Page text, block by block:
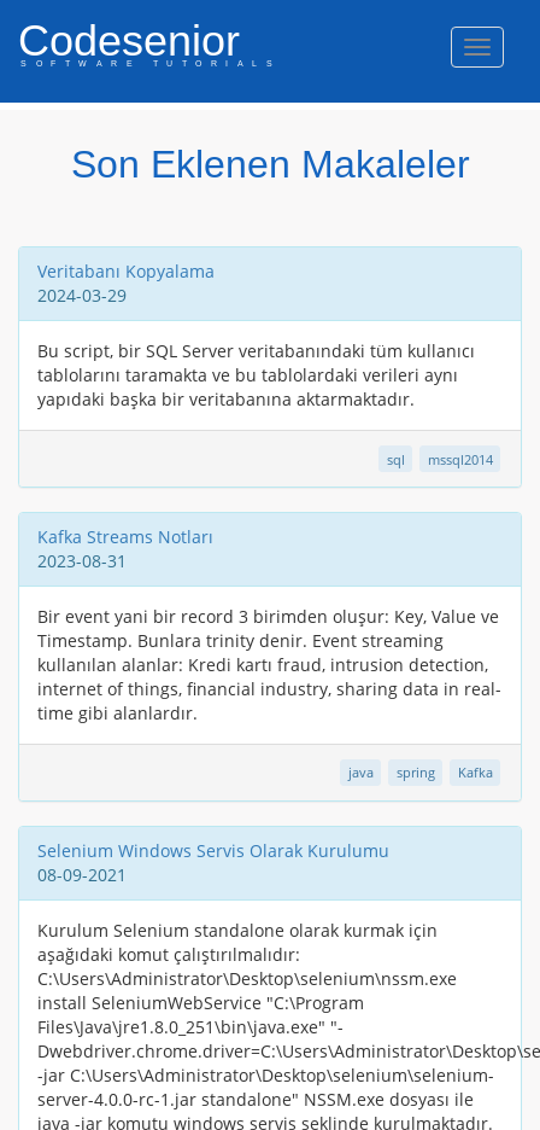
Codesenior
SOFTWARE TUTORIALS
Off/-
Off/-
Off/-
Off/-
50%
Off/-
50%
Off/-
Son Eklenen Makaleler
Veritabanı Kopyalama
2024-03-29
Bu script, bir SQL Server veritabanındaki tüm kullanıcı
tablolarını taramakta ve bu tablolardaki verileri aynı
yapıdaki başka bir veritabanına aktarmaktadır.
sql mssql2014
Kafka Streams Notları
2023-08-31
Bir event yani bir record 3 birimden oluşur: Key, Value ve
Timestamp. Bunlara trinity denir. Event streaming
kullanılan alanlar: Kredi kartı fraud, intrusion detection,
internet of things, financial industry, sharing data in real-
time gibi alanlardır.
java spring Kafka
Selenium Windows Servis Olarak Kurulumu
08-09-2021
Kurulum Selenium standalone olarak kurmak için
aşağıdaki komut çalıştırılmalıdır:
C:\Users\Administrator\Desktop\selenium\nssm.exe
install SeleniumWebService "C:\Program
Files\Java\jre1.8.0_251\bin\java.exe" "-
-jar C:\Users\Administrator\Desktop\selenium\selenium-
server-4.0.0-rc-1.jar standalone" NSSM.exe dosyası ile
java -jar komutu windows servis şeklinde kurulmaktadır.